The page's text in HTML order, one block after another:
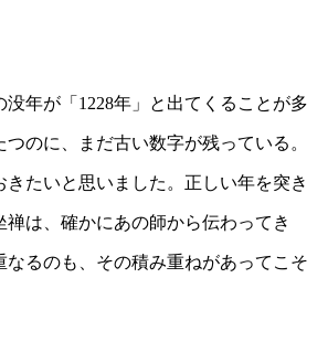
年が「1228年」と出てくることが多
のに、まだ古い数字が残っている。
たいと思いました。正しい年を突き
は、確かにあの師から伝わってき
るのも、その積み重ねがあってこそ